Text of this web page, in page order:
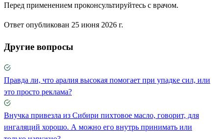
Перед применением проконсультируйтесь с врачом.
Ответ опубликован 25 июня 2026 г.
Другие вопросы
Правда ли, что аралия высокая помогает при упадке сил, или
это просто реклама?
Внучка привезла из Сибири пихтовое масло, говорит, для
ингаляций хорошо. А можно его внутрь принимать или